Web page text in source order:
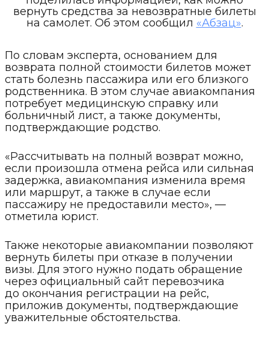
вернуть средства за невозвратные билеты
на самолет. Об этом сообщил «Абзац».
По словам эксперта, основанием для
возврата полной стоимости билетов может
стать болезнь пассажира или его близкого
родственника. В этом случае авиакомпания
потребует медицинскую справку или
больничный лист, а также документы,
подтверждающие родство.
«Рассчитывать на полный возврат можно,
если произошла отмена рейса или сильная
задержка, авиакомпания изменила время
или маршрут, а также в случае если
пассажиру не предоставили место», —
отметила юрист.
Также некоторые авиакомпании позволяют
вернуть билеты при отказе в получении
визы. Для этого нужно подать обращение
через официальный сайт перевозчика
до окончания регистрации на рейс,
приложив документы, подтверждающие
уважительные обстоятельства.